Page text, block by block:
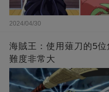
2024/04/30
海賊王：使用薙刀的5
難度非常大